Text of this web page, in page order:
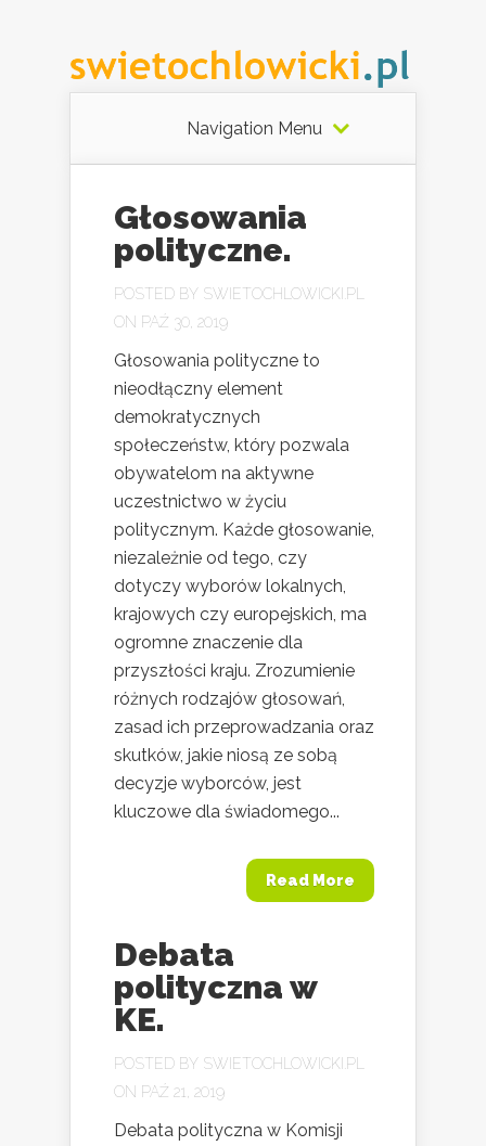
Navigation Menu
Głosowania
polityczne.
POSTED BY SWIETOCHLOWICKI.PL
ON PAŹ 30, 2019
Głosowania polityczne to
nieodłączny element
demokratycznych
społeczeństw, który pozwala
obywatelom na aktywne
uczestnictwo w życiu
politycznym. Każde głosowanie,
niezależnie od tego, czy
dotyczy wyborów lokalnych,
krajowych czy europejskich, ma
ogromne znaczenie dla
przyszłości kraju. Zrozumienie
różnych rodzajów głosowań,
zasad ich przeprowadzania oraz
skutków, jakie niosą ze sobą
decyzje wyborców, jest
kluczowe dla świadomego...
Read More
Debata
polityczna w
KE.
POSTED BY SWIETOCHLOWICKI.PL
ON PAŹ 21, 2019
Debata polityczna w Komisji